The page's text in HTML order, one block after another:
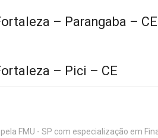
– Parangaba – CE
– Pici – CE
FMU - SP com especialização em